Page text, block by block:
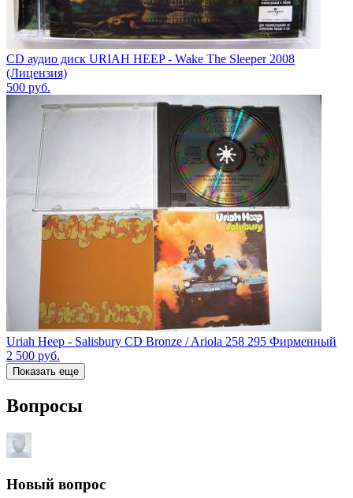
CD аудио диск URIAH HEEP - Wake The Sleeper 2008
(Лицензия)
500 руб.
Uriah Heep - Salisbury CD Bronze / Ariola 258 295 Фирменный
2 500 руб.
Показать еще
Вопросы
Новый вопрос